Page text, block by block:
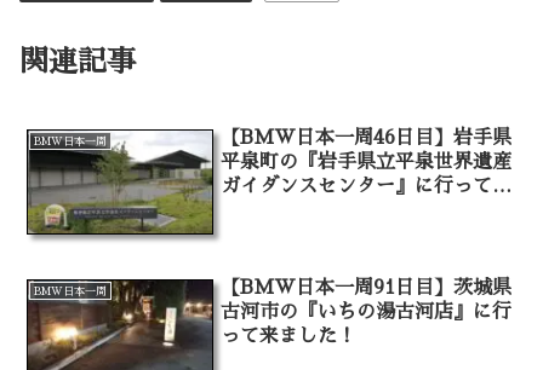
関連記事
BMW日本一周
【BMW日本一周46日目】岩手県
平泉町の『岩手県立平泉世界遺産
ガイダンスセンター』に行って来
BMW日本一周
【BMW日本一周91日目】茨城県
古河市の『いちの湯古河店』に行
って来ました！